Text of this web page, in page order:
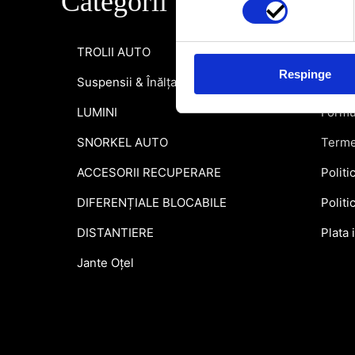
Respinge
TROLII AUTO
Suspensii & Înălțare
LUMINI
SNORKEL AUTO
ACCESORII RECUPERARE
DIFERENȚIALE BLOCABILE
DISTANTIERE
Jante Oțel
Plata